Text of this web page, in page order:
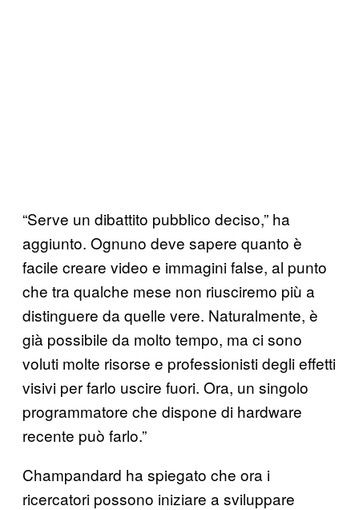
“Serve un dibattito pubblico deciso,” ha
aggiunto. Ognuno deve sapere quanto è
facile creare video e immagini false, al punto
che tra qualche mese non riusciremo più a
distinguere da quelle vere. Naturalmente, è
già possibile da molto tempo, ma ci sono
voluti molte risorse e professionisti degli effetti
visivi per farlo uscire fuori. Ora, un singolo
programmatore che dispone di hardware
recente può farlo.”
Champandard ha spiegato che ora i
ricercatori possono iniziare a sviluppare